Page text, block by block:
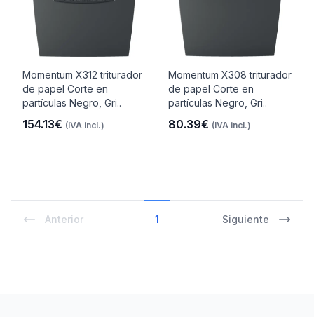
Momentum X312 triturador
de papel Corte en
partículas Negro, Gri..
154.13€ (IVA incl.)
Momentum X308 triturador
de papel Corte en
partículas Negro, Gri..
80.39€ (IVA incl.)
Anterior 1 Siguiente